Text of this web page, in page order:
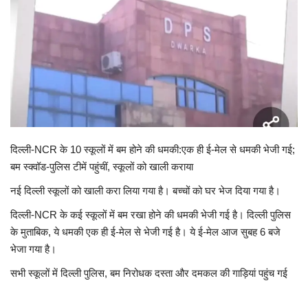
बिज़नेस
लोक सभा चुनाव 2024
विधानसभा चुनाव 2023
Language
दिल्ली-NCR के 10 स्कूलों में बम होने की धमकी:एक ही ई-मेल से धमकी भेजी गई;
बम स्क्वॉड-पुलिस टीमें पहुंचीं, स्कूलों को खाली कराया
नई दिल्ली स्कूलों को खाली करा लिया गया है। बच्चों को घर भेज दिया गया है।
दिल्ली-NCR के कई स्कूलों में बम रखा होने की धमकी भेजी गई है। दिल्ली पुलिस
के मुताबिक, ये धमकी एक ही ई-मेल से भेजी गई है। ये ई-मेल आज सुबह 6 बजे
भेजा गया है।
सभी स्कूलों में दिल्ली पुलिस, बम निरोधक दस्ता और दमकल की गाड़ियां पहुंच गई